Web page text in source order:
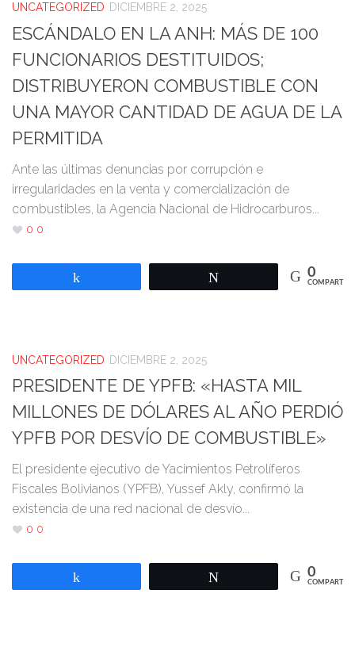
UNCATEGORIZED DICIEMBRE 2, 2025
ESCÁNDALO EN LA ANH: MÁS DE 100
FUNCIONARIOS DESTITUIDOS;
DISTRIBUYERON COMBUSTIBLE CON
UNA MAYOR CANTIDAD DE AGUA DE LA
PERMITIDA
Ante las últimas denuncias por corrupción e
irregularidades en la venta y comercialización de
combustibles, la Agencia Nacional de Hidrocarburos...
0 0
0
COMPARTIR
UNCATEGORIZED DICIEMBRE 2, 2025
PRESIDENTE DE YPFB: «HASTA MIL
MILLONES DE DÓLARES AL AÑO PERDIÓ
YPFB POR DESVÍO DE COMBUSTIBLE»
El presidente ejecutivo de Yacimientos Petrolíferos
Fiscales Bolivianos (YPFB), Yussef Akly, confirmó la
existencia de una red nacional de desvío...
0 0
0
COMPARTIR